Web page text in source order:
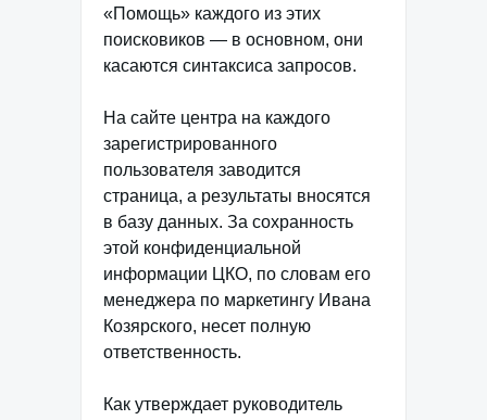
«Помощь» каждого из этих
поисковиков — в основном, они
касаются синтаксиса запросов.
На сайте центра на каждого
зарегистрированного
пользователя заводится
страница, а результаты вносятся
в базу данных. За сохранность
этой конфиденциальной
информации ЦКО, по словам его
менеджера по маркетингу Ивана
Козярского, несет полную
ответственность.
Как утверждает руководитель